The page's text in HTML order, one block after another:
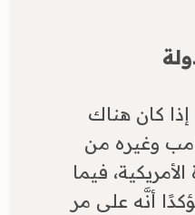
كان هناك
وغيره من
فيما
أنَّه على مر